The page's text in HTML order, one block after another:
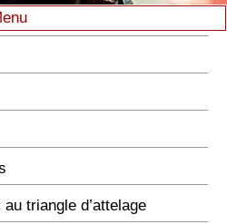
triangle d’attelage